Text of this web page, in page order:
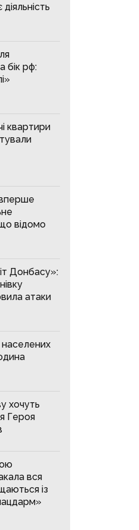
бік рф:
квартири
вперше
відомо
Донбасу»:
атаки
населених
хочуть
Героя
вся
із